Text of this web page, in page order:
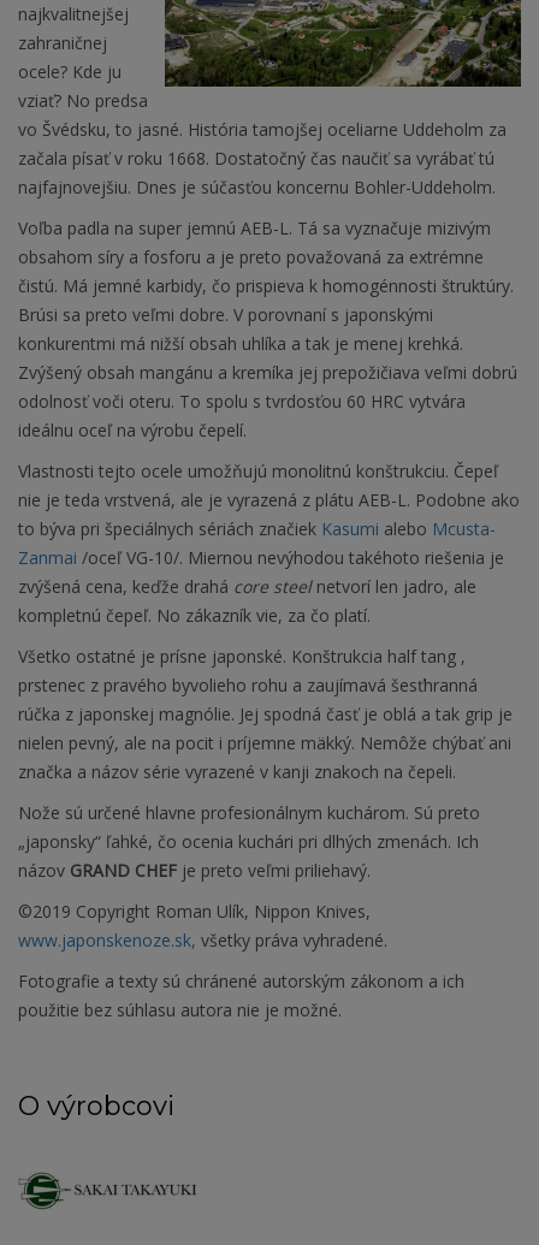
najkvalitnejšej
zahraničnej
ocele? Kde ju
vziať? No predsa
vo Švédsku, to jasné. História tamojšej oceliarne Uddeholm za
začala písať v roku 1668. Dostatočný čas naučiť sa vyrábať tú
najfajnovejšiu. Dnes je súčasťou koncernu Bohler-Uddeholm.
Voľba padla na super jemnú AEB-L. Tá sa vyznačuje mizivým
obsahom síry a fosforu a je preto považovaná za extrémne
čistú. Má jemné karbidy, čo prispieva k homogénnosti štruktúry.
Brúsi sa preto veľmi dobre. V porovnaní s japonskými
konkurentmi má nižší obsah uhlíka a tak je menej krehká.
Zvýšený obsah mangánu a kremíka jej prepožičiava veľmi dobrú
odolnosť voči oteru. To spolu s tvrdosťou 60 HRC vytvára
ideálnu oceľ na výrobu čepelí.
Vlastnosti tejto ocele umožňujú monolitnú konštrukciu. Čepeľ
nie je teda vrstvená, ale je vyrazená z plátu AEB-L. Podobne ako
to býva pri špeciálnych sériách značiek Kasumi alebo Mcusta-
Zanmai /oceľ VG-10/. Miernou nevýhodou takéhoto riešenia je
zvýšená cena, keďže drahá core steelnetvorí len jadro, ale
kompletnú čepeľ. No zákazník vie, za čo platí.
Všetko ostatné je prísne japonské. Konštrukcia half tang ,
prstenec z pravého byvolieho rohu a zaujímavá šesťhranná
rúčka z japonskej magnólie. Jej spodná časť je oblá a tak grip je
nielen pevný, ale na pocit i príjemne mäkký. Nemôže chýbať ani
značka a názov série vyrazené v kanji znakoch na čepeli.
Nože sú určené hlavne profesionálnym kuchárom. Sú preto
„japonsky“ ľahké, čo ocenia kuchári pri dlhých zmenách. Ich
názov GRAND CHEF je preto veľmi priliehavý.
©2019 Copyright Roman Ulík, Nippon Knives,
www.japonskenoze.sk, všetky práva vyhradené.
Fotografie a texty sú chránené autorským zákonom a ich
použitie bez súhlasu autora nie je možné.
O výrobcovi